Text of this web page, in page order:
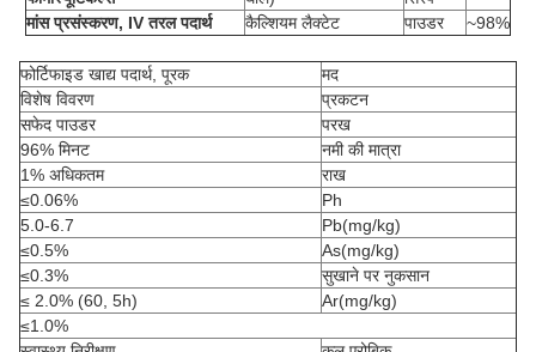
मांस प्रसंस्करण, IV तरल पदार्थ
कैल्शियम लैक्टेट पाउडर ~98%
फोर्टिफाइड खाद्य पदार्थ, पूरक
मद
विशेष विवरण
प्रकटन
सफेद पाउडर
परख
96% मिनट
नमी की मात्रा
1% अधिकतम
राख
≤0.06%
Ph
5.0-6.7
Pb(mg/kg)
≤0.5%
As(mg/kg)
≤0.3%
सुखाने पर नुकसान
≤ 2.0% (60, 5h)
Ar(mg/kg)
≤1.0%